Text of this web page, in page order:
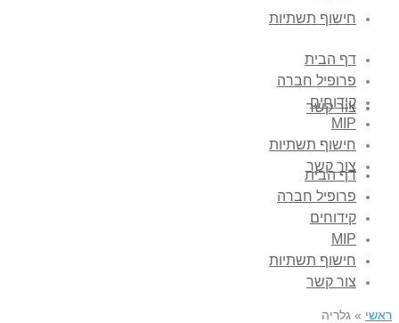
דף הבית
פרופיל חברה
קידוחים
MIP
חישוף תשתיות
צור קשר
חישוף תשתיות
צור קשר
דף הבית
פרופיל חברה
קידוחים
MIP
חישוף תשתיות
צור קשר
ראשי » גלריה